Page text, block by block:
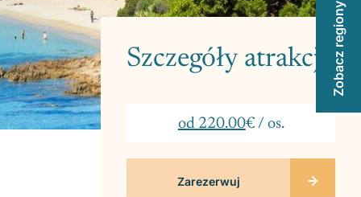
Szczegóły atrakcji
od 220.00€ / os.
Zarezerwuj
Zobacz regiony